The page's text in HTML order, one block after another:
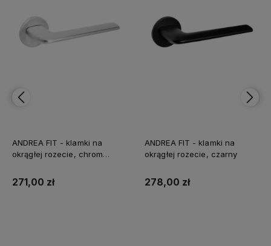
ANDREA FIT - klamki na
okrągłej rozecie, chrom
271,00 zł
ANDREA FIT - klamki na
okrągłej rozecie, czarny
278,00 zł